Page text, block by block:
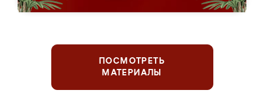
ПОСМОТРЕТЬ
МАТЕРИАЛЫ